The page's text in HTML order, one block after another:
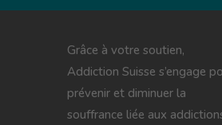
Grâce à votre soutien,
Addiction Suisse s’engage
prévenir et diminuer la
souffrance liée aux